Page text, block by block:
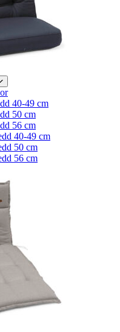
40-49 cm
50 cm
56 cm
40-49 cm
50 cm
56 cm